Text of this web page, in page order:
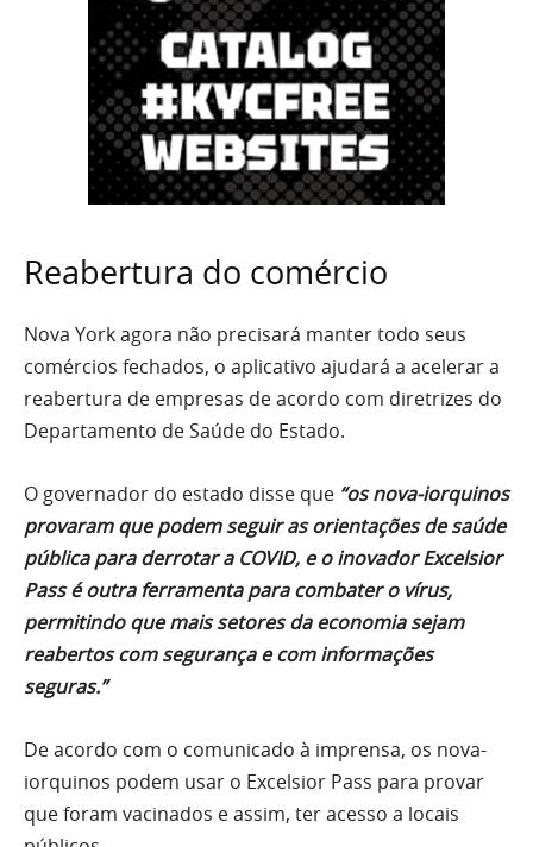
Reabertura do comércio
Nova York agora não precisará manter todo seus
comércios fechados, o aplicativo ajudará a acelerar a
reabertura de empresas de acordo com diretrizes do
Departamento de Saúde do Estado.
O governador do estado disse que “os nova-iorquinos
provaram que podem seguir as orientações de saúde
pública para derrotar a COVID, e o inovador Excelsior
Pass é outra ferramenta para combater o vírus,
permitindo que mais setores da economia sejam
reabertos com segurança e com informações
seguras.”
De acordo com o comunicado à imprensa, os nova-
iorquinos podem usar o Excelsior Pass para provar
que foram vacinados e assim, ter acesso a locais